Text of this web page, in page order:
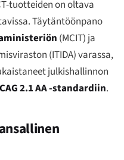
tuotteiden on oltava
Täytäntöönpano
(MCIT) ja
(ITIDA) varassa,
julkishallinnon
2.1 AA -standardiin.